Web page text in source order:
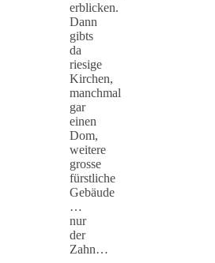
erblicken.
Dann
gibts
da
riesige
Kirchen,
manchmal
gar
einen
Dom,
weitere
grosse
fürstliche
Gebäude
…
nur
der
Zahn…